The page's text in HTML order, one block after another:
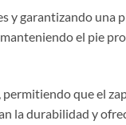
garantizando una
el pie
que el
la durabilidad y